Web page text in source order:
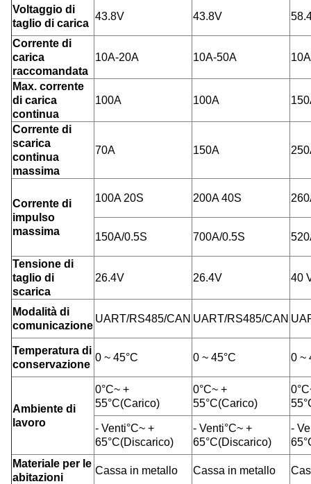
Voltaggio di
taglio di carica
43.8V 43.8V
Corrente di
carica
raccomandata
10A-20A 10A-50A
Max. corrente
di carica
continua
100A 100A
Corrente di
scarica
continua
massima
70A 150A
Corrente di
impulso
massima
100A 20S 200A 40S
150A/0.5S 700A/0.5S
Tensione di
taglio di
scarica
26.4V 26.4V 40
Modalità di
comunicazione
UART/RS485/CAN UART/RS485/CAN
Temperatura di
conservazione
0 ~ 45°C 0 ~ 45°C 0 ~
Ambiente di
lavoro
0°C~ +
55°C(Carico)
0°C~ +
55°C(Carico)
0°C
55
- Venti°C~ +
65°C(Discarico)
- Venti°C~ +
65°C(Discarico)
-
65
Materiale per le
abitazioni
Cassa in metallo Cassa in metallo